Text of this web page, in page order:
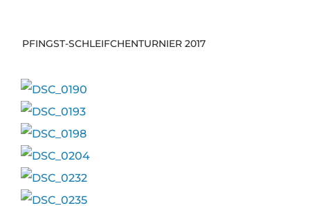
PFINGST-SCHLEIFCHENTURNIER 2017